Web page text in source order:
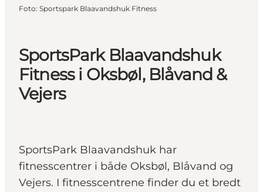
SportsPark Blaavandshuk
Fitness i Oksbøl, Blåvand &
Vejers
SportsPark Blaavandshuk har
fitnesscentrer i både Oksbøl, Blåvand og
Vejers. I fitnesscentrene finder du et bredt
Foto: Sportspark Blaavandshuk Fitness